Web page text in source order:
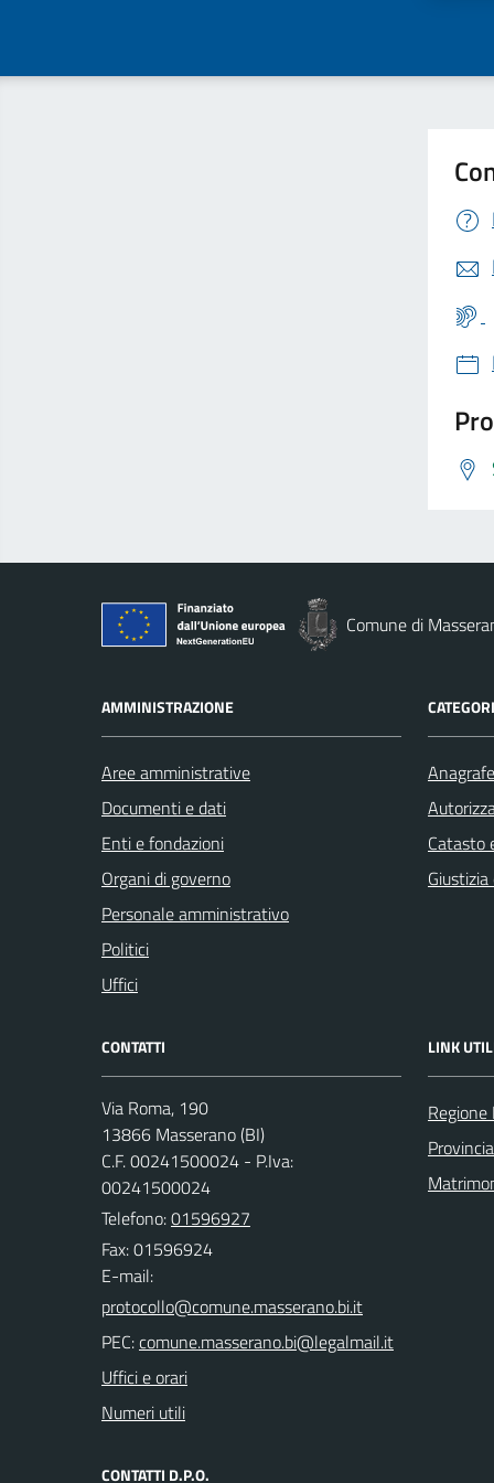
Comune di
AMMINISTRAZIONE
Aree amministrative
Documenti e dati
Enti e fondazioni
Organi di governo
Personale amministrativo
Politici
Uffici
Catasto
CONTATTI
Via Roma, 190
13866 Masserano (BI)
C.F. 00241500024 - P.Iva:
00241500024
Telefono:01596927
Fax: 01596924
E-mail:
PEC:
Uffici e orari
Numeri utili
CONTATTI D.P.O.
LINK